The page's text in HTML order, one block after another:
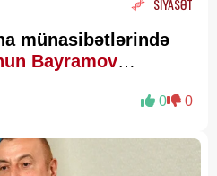
münasibətlərində
Bayramov
0 0